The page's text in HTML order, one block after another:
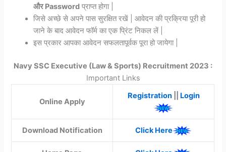
और Password प्राप्त होगा |
जिसे अच्छे से अपने पास सुरक्षित रखें | आवेदन की प्रक्रिया पूरी हो
जाने के बाद आवेदन फॉर्म का एक प्रिंट निकल लें |
इस प्रकार आपका आवेदन सफलतापूर्वक पूरा हो जायेगा |
Navy SSC Executive (Law & Sports) Recruitment 2023 :
Important Links
Online Apply
Registration|| Login
Download Notification Click Here